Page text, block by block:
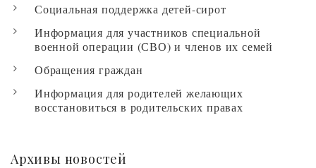
Социальная поддержка детей-сирот
Информация для участников специальной
военной операции (СВО) и членов их семей
Обращения граждан
Информация для родителей желающих
восстановиться в родительских правах
Архивы новостей